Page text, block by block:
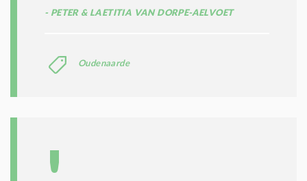
PETER & LAETITIA VAN DORPE-AELVOET
Oudenaarde